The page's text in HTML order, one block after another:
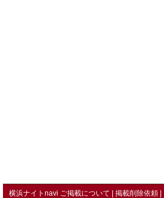
横浜ナイトnavi ご掲載について 掲載削除依頼